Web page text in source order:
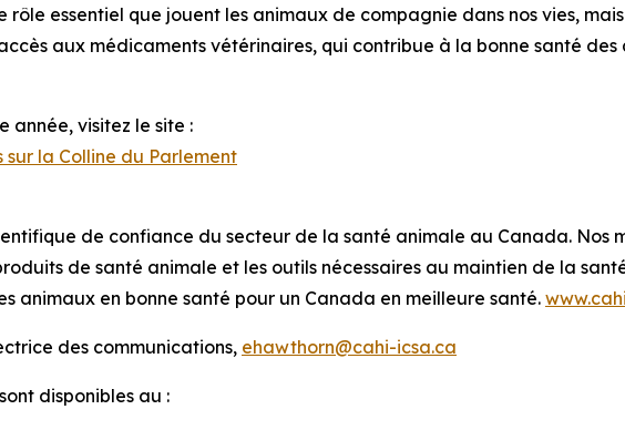
rôle essentiel que jouent les animaux de compagnie dans nos vies,
aux médicaments vétérinaires, qui contribue à la bonne santé
année, visitez le site :
la Colline du Parlement
de confiance du secteur de la santé animale au Canada.
de santé animale et les outils nécessaires au maintien de la
animaux en bonne santé pour un Canada en meilleure santé.
des communications, ehawthorn@cahi-icsa.ca
disponibles au :